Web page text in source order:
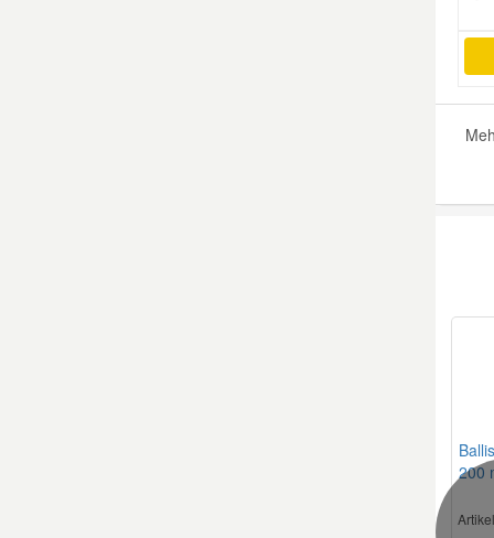
200